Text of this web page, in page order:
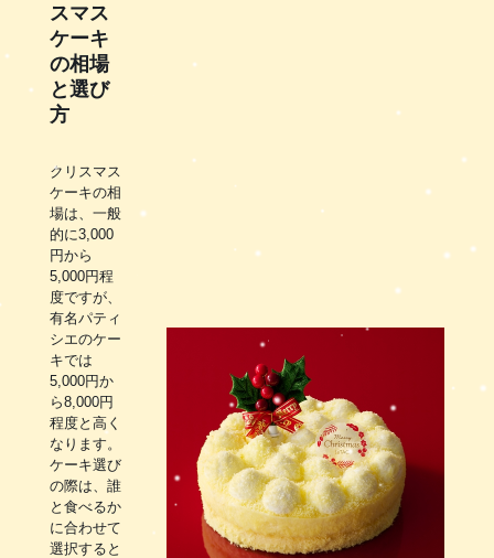
スマス
ケーキ
の相場
と選び
方
クリスマス
ケーキの相
場は、一般
的に3,000
円から
5,000円程
度ですが、
有名パティ
シエのケー
キでは
5,000円か
ら8,000円
程度と高く
なります。
ケーキ選び
の際は、誰
と食べるか
に合わせて
選択すると